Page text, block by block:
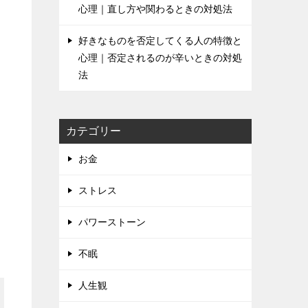
心理｜直し方や関わるときの対処法
好きなものを否定してくる人の特徴と
心理｜否定されるのが辛いときの対処
法
カテゴリー
お金
ストレス
パワーストーン
不眠
人生観